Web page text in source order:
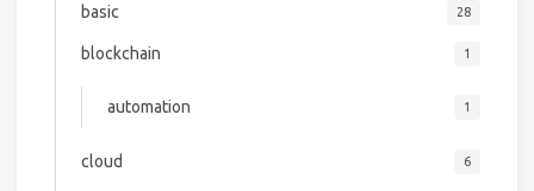
basic 28
blockchain 1
automation 1
cloud 6